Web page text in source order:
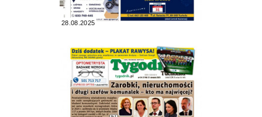
28.08.2025